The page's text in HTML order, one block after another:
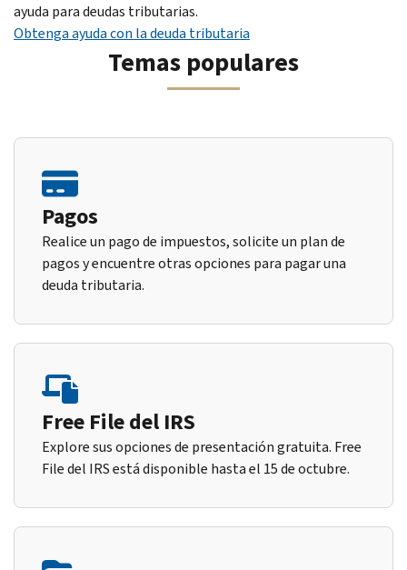
ayuda para deudas tributarias.
Obtenga ayuda con la deuda tributaria
Temas populares
Pagos
Realice un pago de impuestos, solicite un plan de
pagos y encuentre otras opciones para pagar una
deuda tributaria.
Free File del IRS
Explore sus opciones de presentación gratuita. Free
File del IRS está disponible hasta el 15 de octubre.